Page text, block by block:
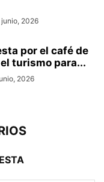
junio, 2026
por el café de
turismo para...
2026